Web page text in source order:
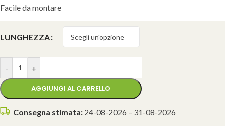
Facile da montare
LUNGHEZZA
- +
AGGIUNGI AL CARRELLO
Consegna stimata: 24-08-2026 – 31-08-2026